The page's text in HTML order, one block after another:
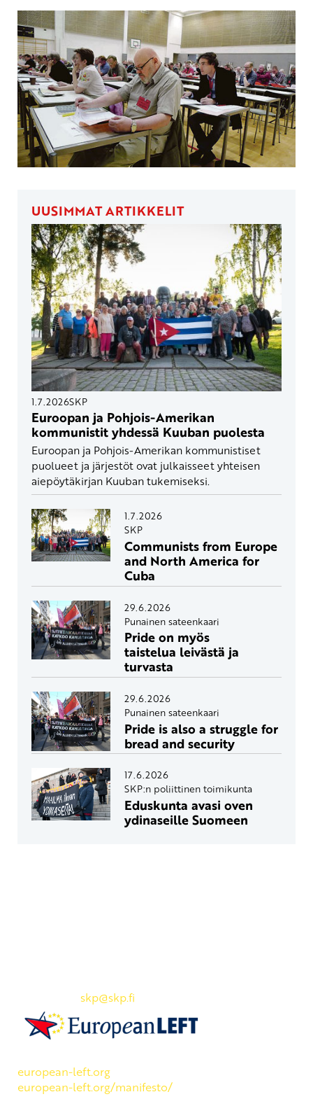
UUSIMMAT ARTIKKELIT
1.7.2026SKP
Euroopan ja Pohjois-Amerikan
kommunistit yhdessä Kuuban puolesta
Euroopan ja Pohjois-Amerikan kommunistiset
puolueet ja järjestöt ovat julkaisseet yhteisen
aiepöytäkirjan Kuuban tukemiseksi.
1.7.2026
SKP
Communists from Europe
and North America for
Cuba
29.6.2026
Punainen sateenkaari
Pride on myös
taistelua leivästä ja
turvasta
29.6.2026
Punainen sateenkaari
Pride is also a struggle for
bread and security
17.6.2026
SKP:n poliittinen toimikunta
Eduskunta avasi oven
ydinaseille Suomeen
skp@skp.fi
european-left.org
european-left.org/manifesto/